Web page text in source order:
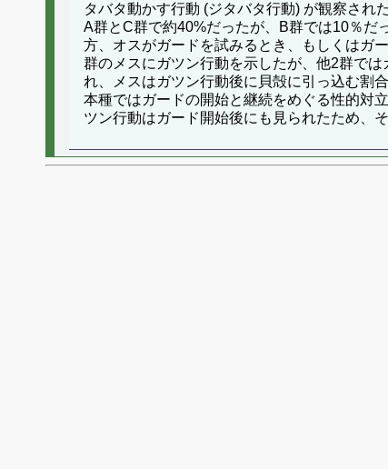
タバタ動かす行動 (ジタバタ行動) が観察され
A群とC群で約40%だったが、B群では10％だ
方、オスがガードを試みるとき、もしくはガ
群のメスにガツン行動を示したが、他2群で
れ、メスはガツン行動後に貝殻に引っ込む割合
本種ではガードの開始と継続をめぐる性的対
ツン行動はガード開始後にも見られたため、